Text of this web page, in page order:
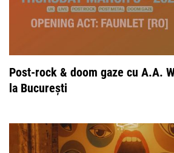
Post-rock & doom gaze cu A.A.
la București